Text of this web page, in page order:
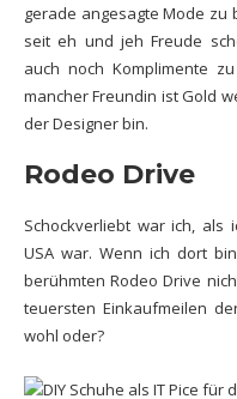
gerade angesagte Mode zu
seit eh und jeh Freude
auch noch Komplimente
mancher Freundin ist Gold
der Designer bin.
Rodeo Drive
Schockverliebt war ich,
USA war. Wenn ich dort
berühmten Rodeo Drive
teuersten Einkaufmeilen
wohl oder?